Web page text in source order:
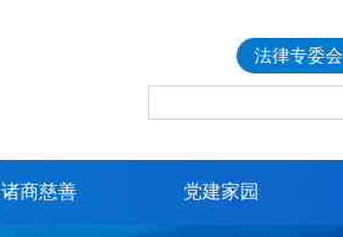
法律专委会
诸商慈善 党建家园